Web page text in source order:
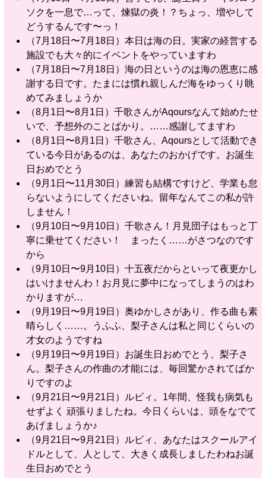
ソクを一息で…って、煉獄の炎！？ちょっ、増やして
どうするんです〜っ！
（7月18日〜7月18日）本日は海の日。実家の経営する
施設でも大々的にイベントをやっていますわ
（7月18日〜7月18日）海の日というのは海の恩恵に感
謝する日です。たまには慣れ親しんだ海をゆっくり眺
めてみましょうか
（8月1日〜8月1日）千歌さんがAqoursなんて始めたせ
いで、予想外のことばかり。……感謝してますわ
（8月1日〜8月1日）千歌さん、Aqoursとして活動でき
ている今日があるのは、あなたのおかげです。お誕生
日おめでとう
（9月1日〜11月30日）練習も結構ですけど、学業も怠
らないようにしてくださいね。留年なんてこの私が許
しません！
（9月10日〜9月10日）千歌さん！月見団子はもっと丁
寧に乗せてください！ まったく……がさつなのです
から
（9月10日〜9月10日）十五夜だからといって夜更かし
はいけませんわ！お月見に夢中になってしまうのはわ
かりますが…
（9月19日〜9月19日）奥ゆかしさがあり、作る曲も素
晴らしく……。うふふ、梨子さんは私と同じくらいの
才女のようですね
（9月19日〜9月19日）お誕生日おめでとう、梨子さ
ん。梨子さんの作曲の才能には、毎回驚かされてばか
りですのよ
（9月21日〜9月21日）ルビィ。1年間、怪我も病気も
せずよく 頑張りましたね。今日くらいは、頭をなでて
あげましょうか♪
（9月21日〜9月21日）ルビィ、あなたはスクールアイ
ドルとして、人として、大きく成長しましたわねお誕
生日おめでとう